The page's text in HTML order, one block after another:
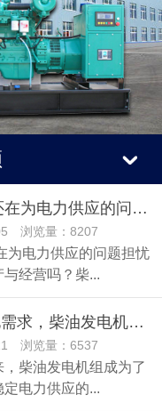
2023年了，还在为电力供应的问题担忧企业的正常生产与经营吗？
浏览量：8207
为电力供应的问题担忧
经营吗？柴...
满足夏天用电需求，柴油发电机组是保障稳定电力的优选设备吗？
浏览量：6537
柴油发电机组成为了
电力供应的...